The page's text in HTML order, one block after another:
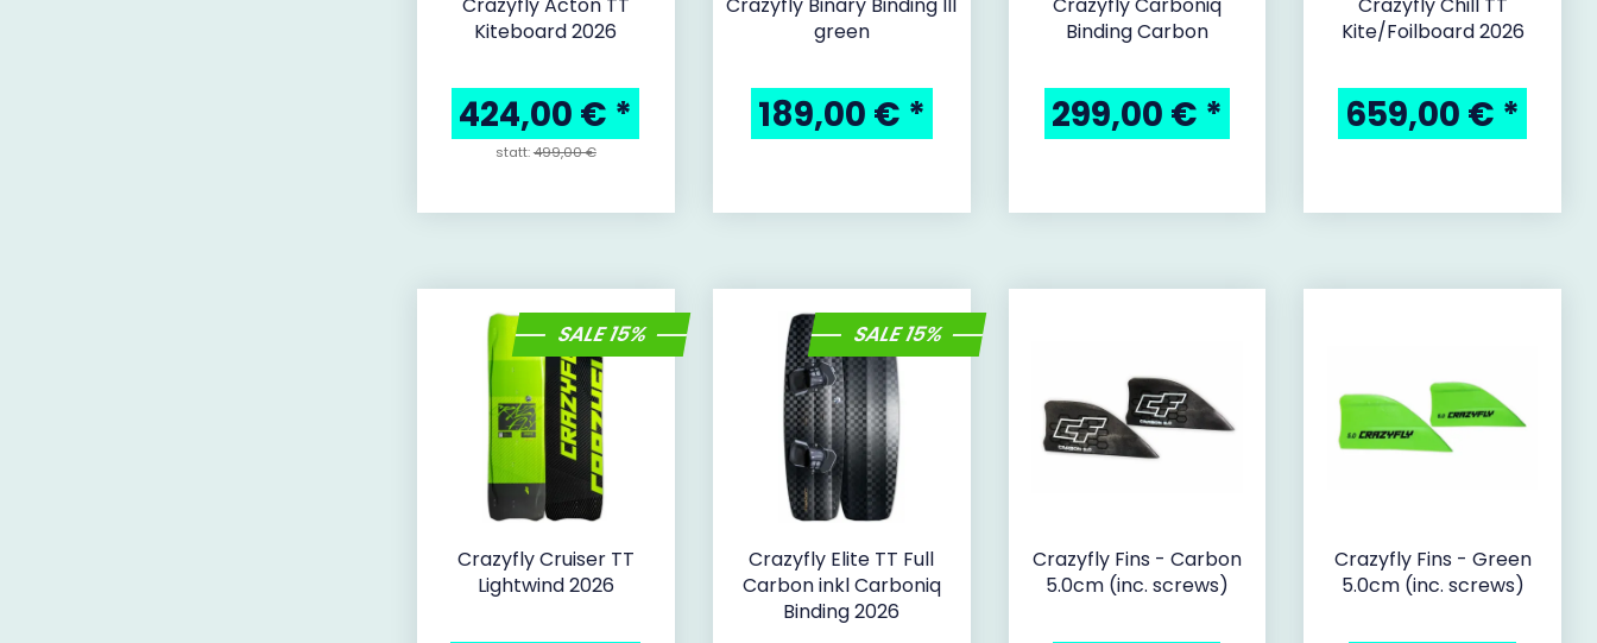
Kiteboard 2026
424,00 € *
statt:499,00 €
green
189,00 € *
Binding Carbon
299,00 € *
Kite/Foilboard 2026
659,00 € *
SALE 15%
Crazyfly Cruiser TT
Lightwind 2026
SALE 15%
Crazyfly Elite TT Full
Carbon inkl Carboniq
Binding 2026
Crazyfly Fins - Carbon
5.0cm (inc. screws)
Crazyfly Fins - Green
5.0cm (inc. screws)